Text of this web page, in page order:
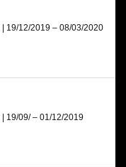
| 19/12/2019 – 08/03/2020
| 19/09/ – 01/12/2019